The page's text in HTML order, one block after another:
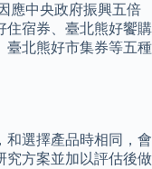
應中央政府振興五倍
住宿券、臺北熊好饗購
臺北熊好市集券等五種
和選擇產品時相同，會
究方案並加以評估後做